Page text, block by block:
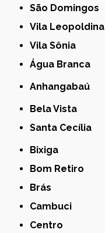
São Domingos
Vila Leopoldina
Vila Sônia
Água Branca
Anhangabaú
Bela Vista
Santa Cecília
Bixiga
Bom Retiro
Brás
Cambuci
Centro